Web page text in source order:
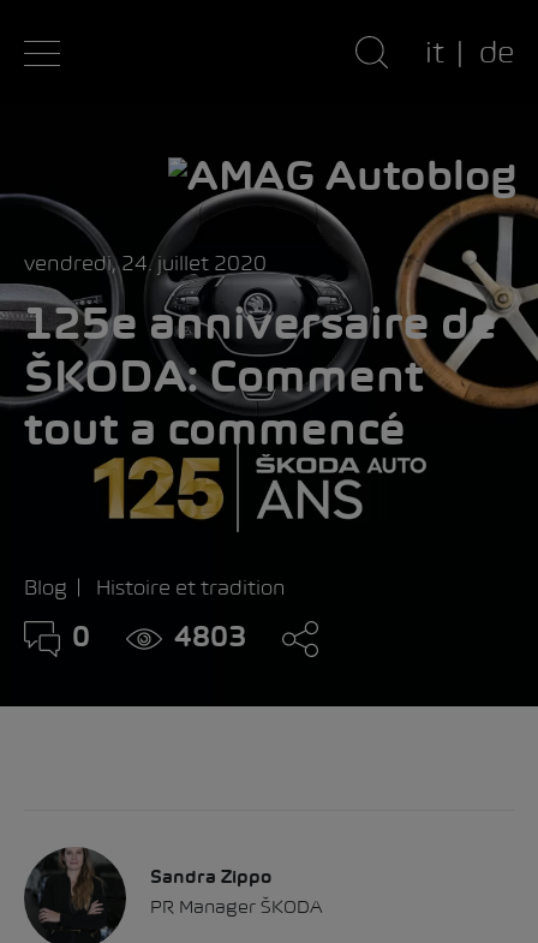
it de
vendredi, 24. juillet 2020
125e anniversaire de
ŠKODA: Comment
tout a commencé
Blog Histoire et tradition
0 4803
Sandra Zippo
PR Manager ŠKODA